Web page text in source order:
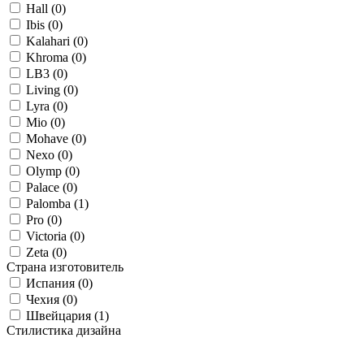
Hall (0)
Ibis (0)
Kalahari (0)
Khroma (0)
LB3 (0)
Living (0)
Lyra (0)
Mio (0)
Mohave (0)
Nexo (0)
Olymp (0)
Palace (0)
Palomba (1)
Pro (0)
Victoria (0)
Zeta (0)
Страна изготовитель
Испания (0)
Чехия (0)
Швейцария (1)
Стилистика дизайна